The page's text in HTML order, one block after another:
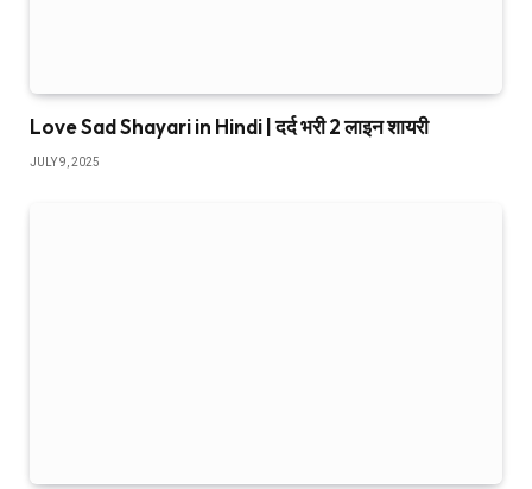
Love Sad Shayari in Hindi | दर्द भरी 2 लाइन शायरी
JULY 9, 2025